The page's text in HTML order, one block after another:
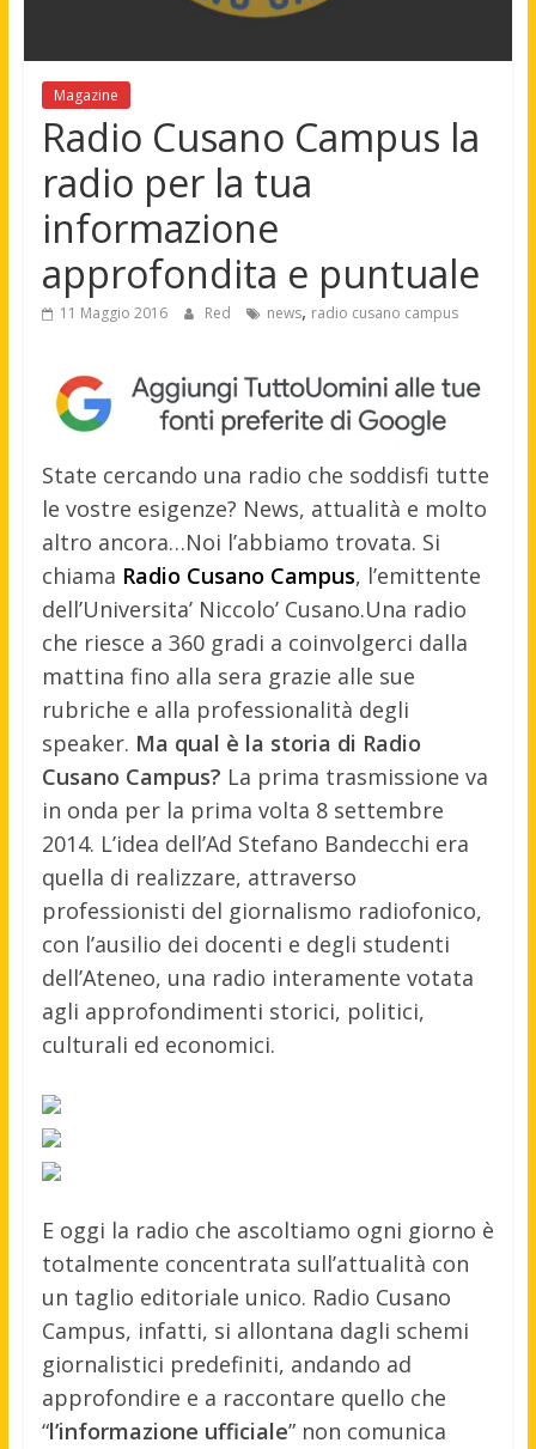
Magazine
Radio Cusano Campus la
radio per la tua
informazione
approfondita e puntuale
11 Maggio 2016 Red news, radio cusano campus
State cercando una radio che soddisfi tutte
le vostre esigenze? News, attualità e molto
altro ancora…Noi l’abbiamo trovata. Si
chiama Radio Cusano Campus, l’emittente
dell’Universita’ Niccolo’ Cusano.Una radio
che riesce a 360 gradi a coinvolgerci dalla
mattina fino alla sera grazie alle sue
rubriche e alla professionalità degli
speaker. Ma qual è la storia di Radio
Cusano Campus? La prima trasmissione va
in onda per la prima volta 8 settembre
2014. L’idea dell’Ad Stefano Bandecchi era
quella di realizzare, attraverso
professionisti del giornalismo radiofonico,
con l’ausilio dei docenti e degli studenti
dell’Ateneo, una radio interamente votata
agli approfondimenti storici, politici,
culturali ed economici.
E oggi la radio che ascoltiamo ogni giorno è
totalmente concentrata sull’attualità con
un taglio editoriale unico. Radio Cusano
Campus, infatti, si allontana dagli schemi
giornalistici predefiniti, andando ad
approfondire e a raccontare quello che
“l’informazione ufficiale” non comunica